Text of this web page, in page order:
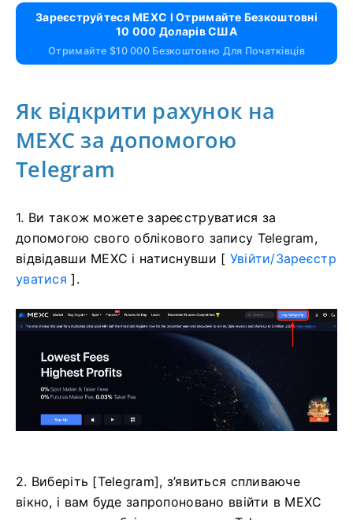
Зареєструйтеся MEXC І Отримайте Безкоштовні
10 000 Доларів США
Отримайте $10 000 Безкоштовно Для Початківців
Як відкрити рахунок на
MEXC за допомогою
Telegram
1. Ви також можете зареєструватися за
допомогою свого облікового запису Telegram,
відвідавши MEXC і натиснувши [ Увійти/Зареєстр
уватися ].
2. Виберіть [Telegram], з’явиться спливаюче
вікно, і вам буде запропоновано ввійти в MEXC